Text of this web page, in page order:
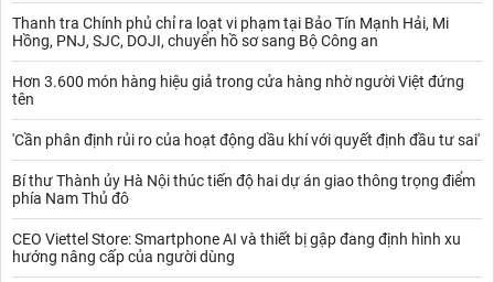
Thanh tra Chính phủ chỉ ra loạt vi phạm tại Bảo Tín Mạnh Hải, Mi
Hồng, PNJ, SJC, DOJI, chuyển hồ sơ sang Bộ Công an
Hơn 3.600 món hàng hiệu giả trong cửa hàng nhờ người Việt đứng
tên
'Cần phân định rủi ro của hoạt động dầu khí với quyết định đầu tư sai'
Bí thư Thành ủy Hà Nội thúc tiến độ hai dự án giao thông trọng điểm
phía Nam Thủ đô
CEO Viettel Store: Smartphone AI và thiết bị gập đang định hình xu
hướng nâng cấp của người dùng